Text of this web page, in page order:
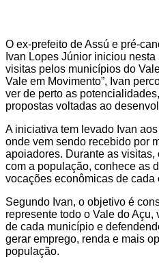
O ex-prefeito de Assú e pré-
Ivan Lopes Júnior iniciou
visitas pelos municípios do
Vale em Movimento”, Ivan
ver de perto as
propostas voltadas ao
A iniciativa tem levado Ivan
onde vem sendo recebido por
apoiadores. Durante as
com a população, conhece as
vocações econômicas de cada
Segundo Ivan, o objetivo é
represente todo o Vale do
de cada município e
gerar emprego, renda e mais
população.